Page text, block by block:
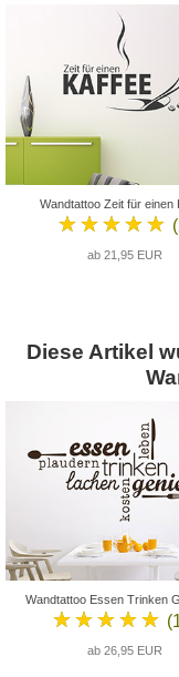
Wandtattoo Zeit für einen
★★★★★
ab 21,95 EUR
Diese Artikel
Wandtattoo Essen Trinken
★★★★★
ab 26,95 EUR